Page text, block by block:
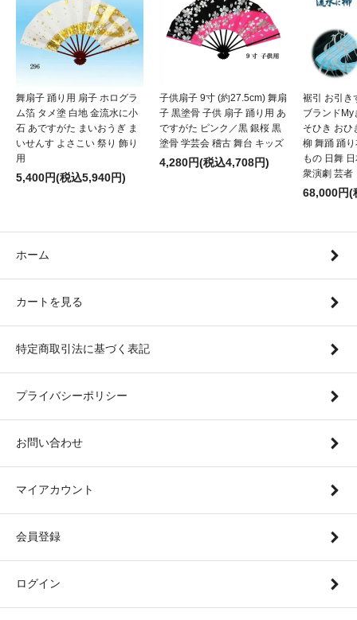
舞扇子 踊り用 扇子 ホログラ
ム箔 タメ塗 白地 金流水に小
石 あですがた まいおうぎ ま
いせんす よさこい 祭り 飾り
用
5,400円(税込5,940円)
子供扇子 9寸 (約27.5cm) 舞扇
子 黒塗骨 子供 扇子 踊り用 あ
ですがた ピンク／黒 銀桜 黒
塗骨 学芸会 稽古 舞台 キッズ
4,280円(税込4,708円)
裾引 お引き
ブランドMy
そひき おひ
柳 舞踊 踊
もの 日舞
衆演劇 芸者
68,000円(
ホーム
カートを見る
特定商取引法に基づく表記
プライバシーポリシー
お問い合わせ
マイアカウント
会員登録
ログイン